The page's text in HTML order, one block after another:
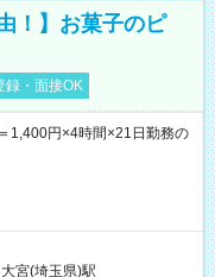
！】お菓子のピ
録・面接OK
1,400円×4時間×21日勤務の
大宮(埼玉県)駅